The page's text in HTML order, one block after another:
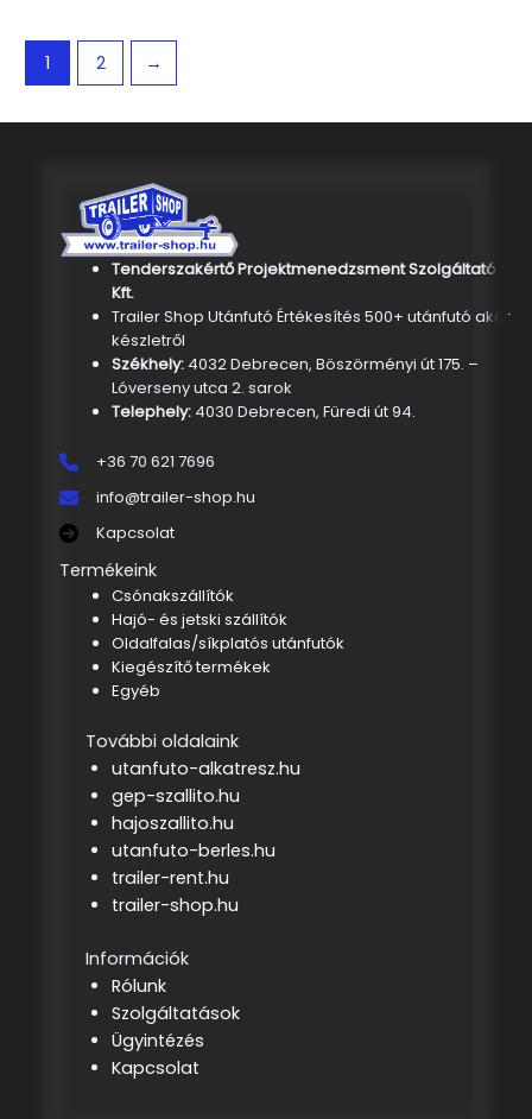
1 2 →
Tenderszakértő Projektmenedzsment Szolgáltató
Kft.
Trailer Shop Utánfutó Értékesítés 500+ utánfutó akár
készletről
Székhely: 4032 Debrecen, Böszörményi út 175. –
Lóverseny utca 2. sarok
Telephely:4030 Debrecen, Füredi út 94.
+36 70 621 7696
info@trailer-shop.hu
Kapcsolat
Termékeink
Csónakszállítók
Hajó- és jetski szállítók
Oldalfalas/síkplatós utánfutók
Kiegészítő termékek
Egyéb
További oldalaink
utanfuto-alkatresz.hu
gep-szallito.hu
hajoszallito.hu
utanfuto-berles.hu
trailer-rent.hu
trailer-shop.hu
Információk
Rólunk
Szolgáltatások
Ügyintézés
Kapcsolat